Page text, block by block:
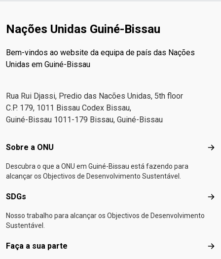
Nações Unidas Guiné-Bissau
Bem-vindos ao website da equipa de país das Nações
Unidas em Guiné-Bissau
Rua Rui Djassi, Predio das Nacões Unidas, 5th floor
C.P. 179, 1011 Bissau Codex Bissau,
Guiné-Bissau 1011-179 Bissau, Guiné-Bissau
Footer menu
Sobre a ONU
Descubra o que a ONU em Guiné-Bissau está fazendo para
alcançar os Objectivos de Desenvolvimento Sustentável.
SDGs
Nosso trabalho para alcançar os Objectivos de Desenvolvimento
Sustentável.
Faça a sua parte